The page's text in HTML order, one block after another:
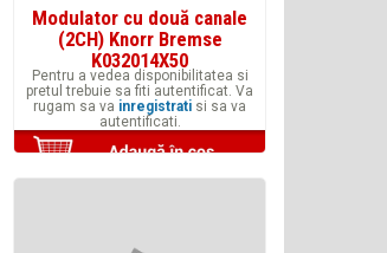
Modulator cu două canale
(2CH) Knorr Bremse
K032014X50
Pentru a vedea disponibilitatea si
pretul trebuie sa fiti autentificat. Va
rugam sa va inregistrati si sa va
autentificati.